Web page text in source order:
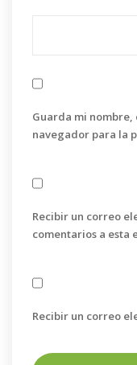
Guarda mi
navegador para la
Recibir un correo
comentarios a esta
Recibir un correo